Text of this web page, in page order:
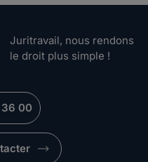
Juritravail, nous rendons
le droit plus simple !
36 00